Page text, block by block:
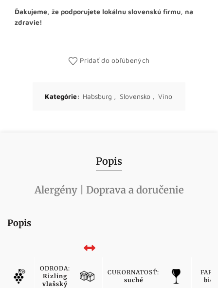
Ďakujeme, že podporujete lokálnu slovenskú firmu, na
zdravie!
Pridať do obľúbených
Kategórie: Habsburg , Slovensko , Víno
Popis
Alergény | Doprava a doručenie
Popis
ODRODA:
Rizling
vlašský
CUKORNATOSŤ:
suché